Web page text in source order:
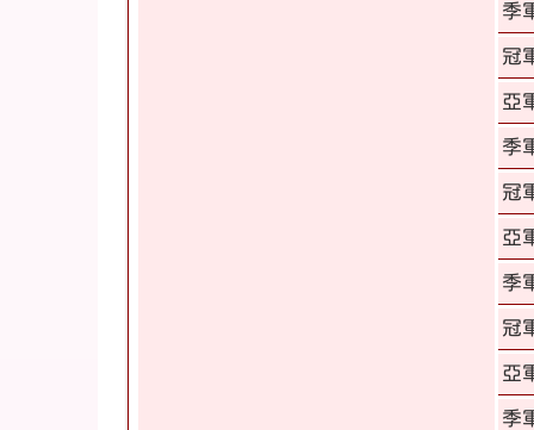
季
冠
亞
季
冠
亞
季
冠
亞
季